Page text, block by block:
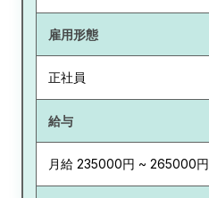
雇用形態
正社員
給与
月給 235000円 ~ 265000円